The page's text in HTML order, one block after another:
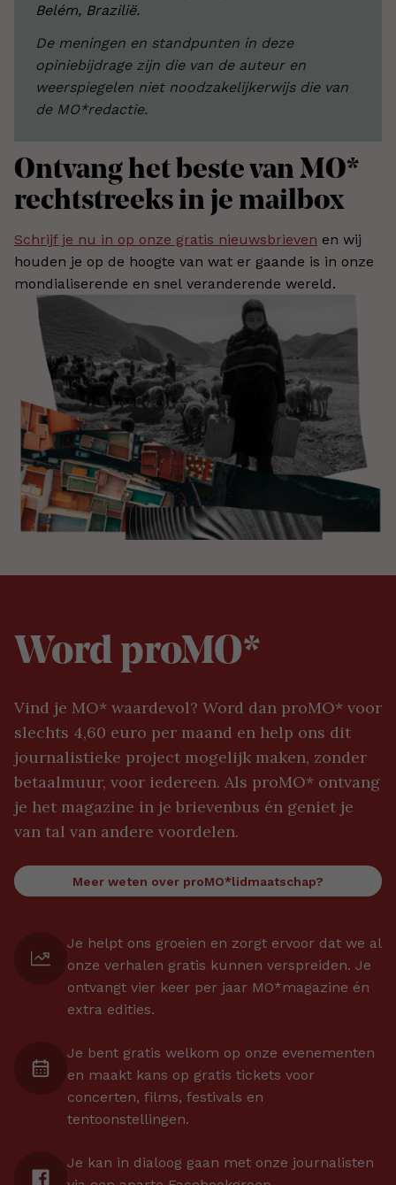
Belém, Brazilië.
De meningen en standpunten in deze
opiniebijdrage zijn die van de auteur en
weerspiegelen niet noodzakelijkerwijs die van
de MO*redactie.
Ontvang het beste van MO*
rechtstreeks in je mailbox
Schrijf je nu in op onze gratis nieuwsbrieven en wij
houden je op de hoogte van wat er gaande is in onze
mondialiserende en snel veranderende wereld.
Word proMO*
Vind je MO* waardevol? Word dan proMO* voor
slechts 4,60 euro per maand en help ons dit
journalistieke project mogelijk maken, zonder
betaalmuur, voor iedereen. Als proMO* ontvang
je het magazine in je brievenbus én geniet je
van tal van andere voordelen.
Meer weten over proMO*lidmaatschap?
Je helpt ons groeien en zorgt ervoor dat we al
onze verhalen gratis kunnen verspreiden. Je
ontvangt vier keer per jaar MO*magazine én
extra edities.
Je bent gratis welkom op onze evenementen
en maakt kans op gratis tickets voor
concerten, films, festivals en
tentoonstellingen.
Je kan in dialoog gaan met onze journalisten